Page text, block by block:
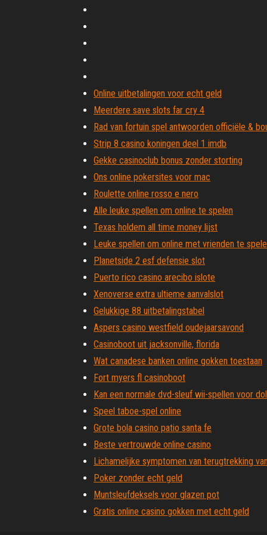
Online uitbetalingen voor echt geld
Meerdere save slots far cry 4
Rad van fortuin spel antwoorden officiële &
Strip 8 casino koningen deel 1 imdb
Gekke casinoclub bonus zonder storting
Ons online pokersites voor mac
Roulette online rosso e nero
Alle leuke spellen om online te spelen
Texas holdem all time money lijst
Leuke spellen om online met vrienden te
Planetside 2 esf defensie slot
Puerto rico casino arecibo islote
Xenoverse extra ultieme aanvalslot
Gelukkige 88 uitbetalingstabel
Aspers casino westfield oudejaarsavond
Casinoboot uit jacksonville, florida
Wat canadese banken online gokken toestaan
Fort myers fl casinoboot
Kan een normale dvd-sleuf wii-spellen voor
Speel taboe-spel online
Grote bola casino patio santa fe
Beste vertrouwde online casino
Lichamelijke symptomen van terugtrekking
Poker zonder echt geld
Muntsleufdeksels voor glazen pot
Gratis online casino gokken met echt geld